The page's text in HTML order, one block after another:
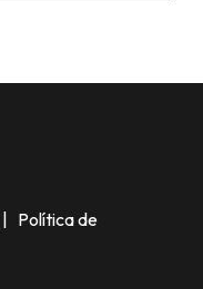
Política de